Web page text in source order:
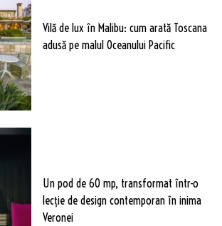
Vilă de lux în Malibu: cum arată Toscana
adusă pe malul Oceanului Pacific
Un pod de 60 mp, transformat într-o
lecție de design contemporan în inima
Veronei